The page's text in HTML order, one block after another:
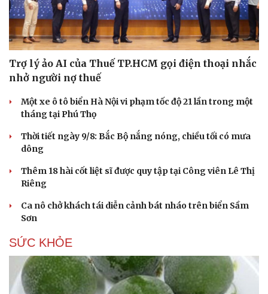
Tư vấn
Săn Tour
Câu chuyện thời sự
Kể chuyện cho bé
Trợ lý ảo AI của Thuế TP.HCM gọi điện thoại nhắc
nhở người nợ thuế
Một xe ô tô biển Hà Nội vi phạm tốc độ 21 lần trong một
tháng tại Phú Thọ
Thời tiết ngày 9/8: Bắc Bộ nắng nóng, chiều tối có mưa
dông
Thêm 18 hài cốt liệt sĩ được quy tập tại Công viên Lê Thị
Riêng
Ca nô chở khách tái diễn cảnh bát nháo trên biển Sầm
Sơn
SỨC KHỎE